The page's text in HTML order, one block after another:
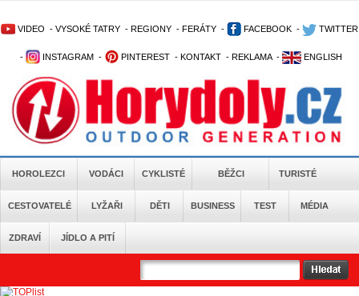
VIDEO - VYSOKÉ TATRY - REGIONY - FERÁTY - FACEBOOK - TWITTER
- INSTAGRAM - PINTEREST - KONTAKT - REKLAMA - ENGLISH
HOROLEZCI VODÁCI CYKLISTÉ BĚŽCI TURISTÉ
CESTOVATELÉ LYŽAŘI DĚTI BUSINESS TEST MÉDIA
ZDRAVÍ JÍDLO A PITÍ